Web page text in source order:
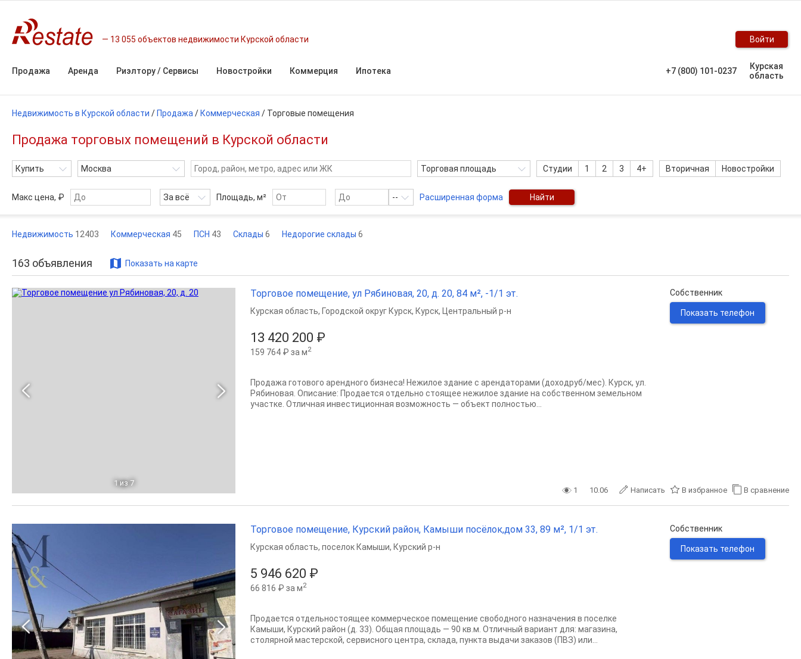
13 055 объектов недвижимости Курской области Войти
Продажа Аренда Риэлтору / Сервисы Новостройки Коммерция Ипотека +7 (800) 101-0237
Курская
область
Недвижимость в Курской области / Продажа / Коммерческая / Торговые помещения
Продажа торговых помещений в Курской области
Купить Москва Торговая площадь Студии 1 2 3 4+ Вторичная Новостройки
Макс цена, ₽ За всё Площадь, м² -- Расширенная форма Найти
Недвижимость 12403 Коммерческая 45 ПСН 43 Склады 6 Недорогие склады 6
163 объявления Показать на карте
1 из 7
Торговое помещение, ул Рябиновая, 20, д. 20, 84 м², -1/1 эт.
13 420 200 ₽
159 764 ₽ за м2
Курская область, Городской округ Курск, Курск, Центральный р-н
Продажа готового арендного бизнеса! Нежилое здание с арендаторами (доходруб/мес). Курск, ул.
Рябиновая. Описание: Продается отдельно стоящее нежилое здание на собственном земельном
участке. Отличная инвестиционная возможность — объект полностью...
Собственник
Показать телефон
1 10.06 Написать В избранное В сравнение
Торговое помещение, Курский район, Камыши посёлок,дом 33, 89 м², 1/1 эт.
5 946 620 ₽
66 816 ₽ за м2
Курская область, поселок Камыши, Курский р-н
Продается отдельностоящее коммерческое помещение свободного назначения в поселке
Камыши, Курский район (д. 33). Общая площадь — 90 кв.м. Отличный вариант для: магазина,
столярной мастерской, сервисного центра, склада, пункта выдачи заказов (ПВЗ) или...
Собственник
Показать телефон